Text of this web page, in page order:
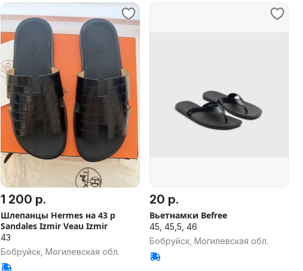
1 200 р.
Шлепанцы Hermes на 43 р
Sandales Izmir Veau Izmir
43
Бобруйск, Могилевская обл.
20 р.
Вьетнамки Befree
45, 45,5, 46
Бобруйск, Могилевская обл.